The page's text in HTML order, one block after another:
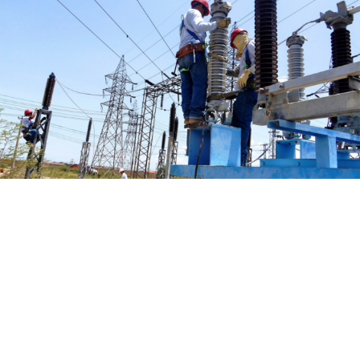
Dirección de correo electrónico*
Apellidos
Número de teléfono